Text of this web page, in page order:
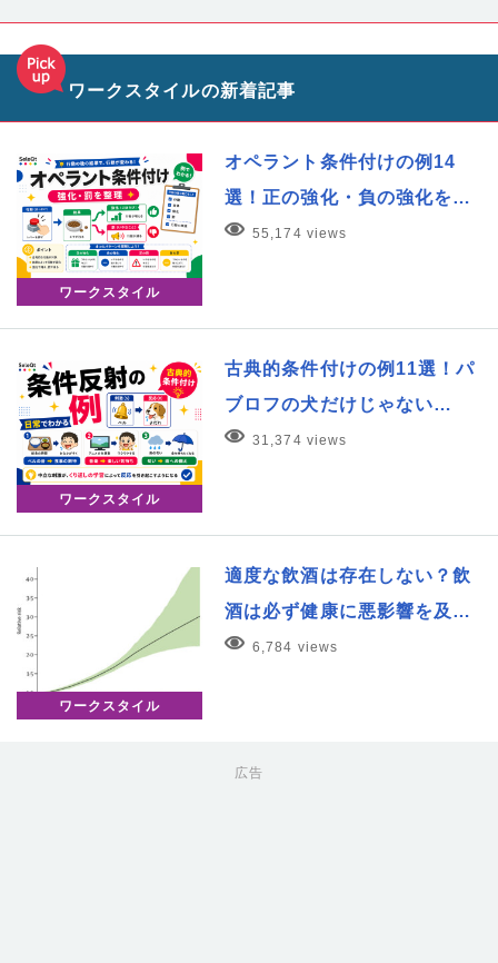
ワークスタイルの新着記事
ワークスタイル
オペラント条件付けの例14
選！正の強化・負の強化を…
55,174 views
ワークスタイル
古典的条件付けの例11選！パ
ブロフの犬だけじゃない…
31,374 views
ワークスタイル
適度な飲酒は存在しない？飲
酒は必ず健康に悪影響を及…
6,784 views
広告